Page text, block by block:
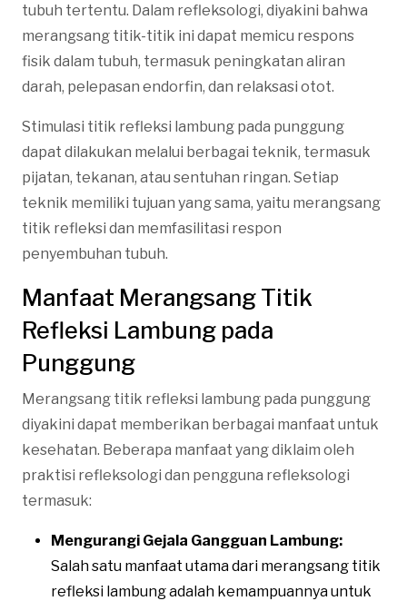
tubuh tertentu. Dalam refleksologi, diyakini bahwa
merangsang titik-titik ini dapat memicu respons
fisik dalam tubuh, termasuk peningkatan aliran
darah, pelepasan endorfin, dan relaksasi otot.
Stimulasi titik refleksi lambung pada punggung
dapat dilakukan melalui berbagai teknik, termasuk
pijatan, tekanan, atau sentuhan ringan. Setiap
teknik memiliki tujuan yang sama, yaitu merangsang
titik refleksi dan memfasilitasi respon
penyembuhan tubuh.
Manfaat Merangsang Titik
Refleksi Lambung pada
Punggung
Merangsang titik refleksi lambung pada punggung
diyakini dapat memberikan berbagai manfaat untuk
kesehatan. Beberapa manfaat yang diklaim oleh
praktisi refleksologi dan pengguna refleksologi
termasuk:
Mengurangi Gejala Gangguan Lambung:
Salah satu manfaat utama dari merangsang titik
refleksi lambung adalah kemampuannya untuk